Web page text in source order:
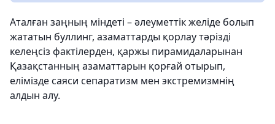
Аталған заңның міндеті – әлеуметтік желіде болып
жататын буллинг, азаматтарды қорлау тәрізді
келеңсіз фактілерден, қаржы пирамидаларынан
Қазақстанның азаматтарын қорғай отырып,
елімізде саяси сепаратизм мен экстремизмнің
алдын алу.